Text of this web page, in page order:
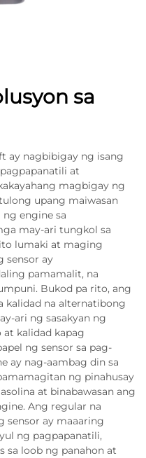
sa
ay nagbibigay ng isang
at
magbigay ng
upang maiwasan
engine sa
may-ari tungkol sa
lumaki at maging
sensor ay
pamamalit, na
Bukod pa rito, ang
kalidad na alternatibong
ari ng sasakyan ng
kalidad kapag
ng sensor sa pag-
ay nag-aambag din sa
ng pinahusay
at binabawasan ang
Ang regular na
sensor ay maaaring
ng pagpapanatili,
sa loob ng panahon at